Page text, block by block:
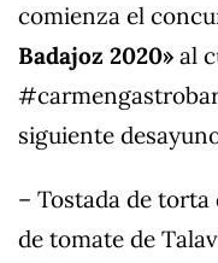
comienza el
Badajoz 2020»al
siguiente
– Tostada de torta
de tomate de